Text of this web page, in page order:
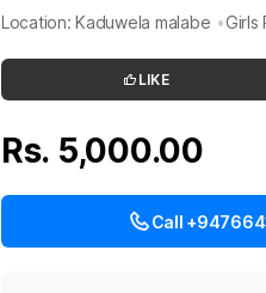
Location: Kaduwela malabe Girls
LIKE
Rs. 5,000.00
Call